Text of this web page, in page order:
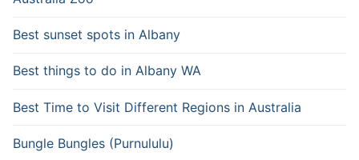
Best sunset spots in Albany
Best things to do in Albany WA
Best Time to Visit Different Regions in Australia
Bungle Bungles (Purnululu)